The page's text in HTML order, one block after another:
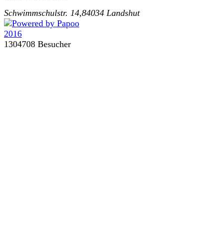
Schwimmschulstr. 14,84034 Landshut
1304708 Besucher